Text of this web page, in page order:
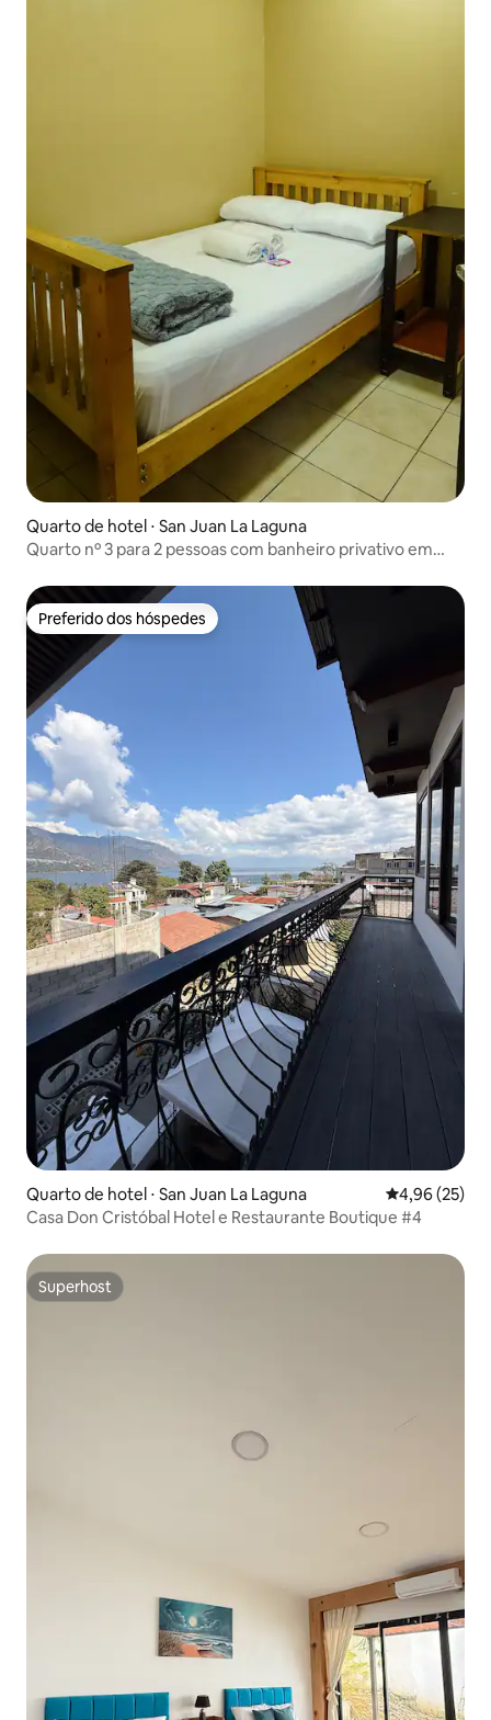
Quarto de hotel ⋅ San Juan La Laguna
Quarto nº 3 para 2 pessoas com banheiro privativo em
Preferido dos hóspedes
Preferido dos hóspedes
Quarto de hotel ⋅ San Juan La Laguna 4,96 de uma
4,96 (25)
Casa Don Cristóbal Hotel e Restaurante Boutique #4
Superhost
Superhost